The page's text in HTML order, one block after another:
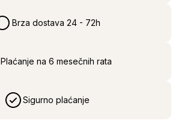
Brza dostava 24 - 72h
Plaćanje na 6 mesečnih rata
Sigurno plaćanje